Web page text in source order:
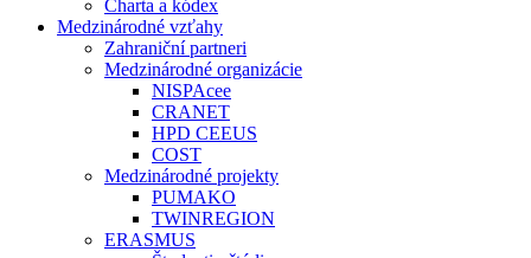
Charta a kódex
Medzinárodné vzťahy
Zahraniční partneri
Medzinárodné organizácie
NISPAcee
CRANET
HPD CEEUS
COST
Medzinárodné projekty
PUMAKO
TWINREGION
ERASMUS